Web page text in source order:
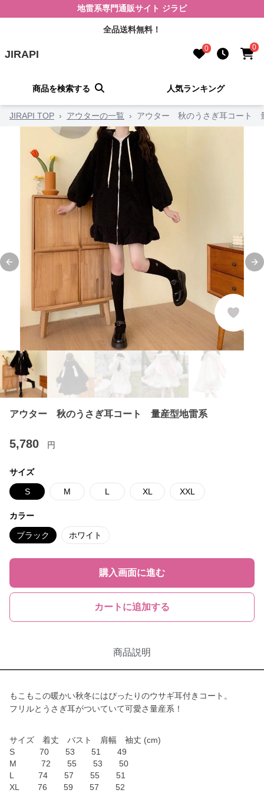
地雷系専門通販サイト ジラピ
全品送料無料！
JIRAPI 0 0
商品を検索する 人気ランキング
JIRAPI TOP › アウターの一覧 › アウター 秋のうさぎ耳コート
Previous slide
アウター 秋のうさぎ耳コート 量産型地雷系
5,780 円
サイズ
S M L XL XXL
カラー
ブラック ホワイト
購入画面に進む
カートに追加する
商品説明
もこもこの暖かい秋冬にはぴったりのウサギ耳付きコート。
フリルとうさぎ耳がついていて可愛さ量産系！
サイズ 着丈 バスト 肩幅 袖丈 (cm)
S 70 53 51 49
M 72 55 53 50
L 74 57 55 51
XL 76 59 57 52